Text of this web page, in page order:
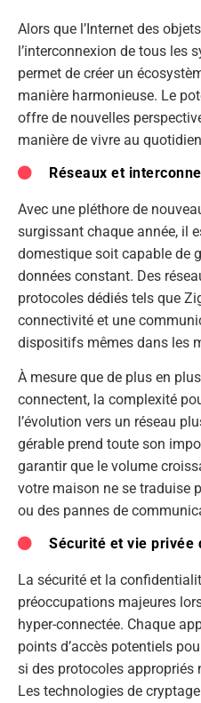
Alors que l’Internet des
l’interconnexion de tous les
permet de créer un
manière harmonieuse. Le
offre de nouvelles
manière de vivre au
Réseaux et
Avec une pléthore de
surgissant chaque année, il
domestique soit capable de
données constant. Des
protocoles dédiés tels que
connectivité et une
dispositifs mêmes dans les
À mesure que de plus en
connectent, la complexité
l’évolution vers un réseau
gérable prend toute son
garantir que le volume
votre maison ne se traduise
ou des pannes de
Sécurité et vie privée
La sécurité et la
préoccupations majeures
hyper-connectée. Chaque
points d’accès potentiels
si des protocoles appropriés
Les technologies de